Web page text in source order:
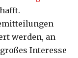
werden, an
Interesse